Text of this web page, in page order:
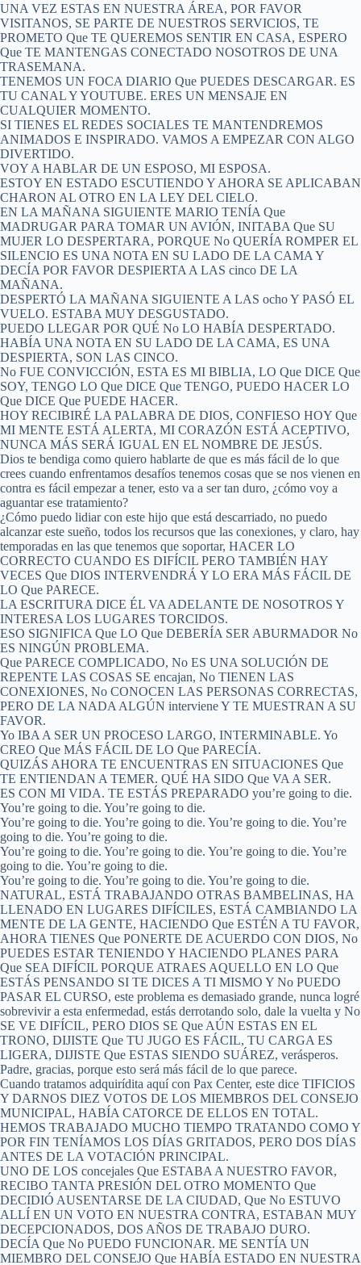
UNA VEZ ESTAS EN NUESTRA ÁREA, POR FAVOR
VISITANOS, SE PARTE DE NUESTROS SERVICIOS, TE
PROMETO Que TE QUEREMOS SENTIR EN CASA, ESPERO
Que TE MANTENGAS CONECTADO NOSOTROS DE UNA
TRASEMANA.
TENEMOS UN FOCA DIARIO Que PUEDES DESCARGAR. ES
TU CANAL Y YOUTUBE. ERES UN MENSAJE EN
CUALQUIER MOMENTO.
SI TIENES EL REDES SOCIALES TE MANTENDREMOS
ANIMADOS E INSPIRADO. VAMOS A EMPEZAR CON ALGO
DIVERTIDO.
VOY A HABLAR DE UN ESPOSO, MI ESPOSA.
ESTOY EN ESTADO ESCUTIENDO Y AHORA SE APLICABAN
CHARON AL OTRO EN LA LEY DEL CIELO.
EN LA MAÑANA SIGUIENTE MARIO TENÍA Que
MADRUGAR PARA TOMAR UN AVIÓN, INITABA Que SU
MUJER LO DESPERTARA, PORQUE No QUERÍA ROMPER EL
SILENCIO ES UNA NOTA EN SU LADO DE LA CAMA Y
DECÍA POR FAVOR DESPIERTA A LAS cinco DE LA
MAÑANA.
DESPERTÓ LA MAÑANA SIGUIENTE A LAS ocho Y PASÓ EL
VUELO. ESTABA MUY DESGUSTADO.
PUEDO LLEGAR POR QUÉ No LO HABÍA DESPERTADO.
HABÍA UNA NOTA EN SU LADO DE LA CAMA, ES UNA
DESPIERTA, SON LAS CINCO.
No FUE CONVICCIÓN, ESTA ES MI BIBLIA, LO Que DICE Que
SOY, TENGO LO Que DICE Que TENGO, PUEDO HACER LO
Que DICE Que PUEDE HACER.
HOY RECIBIRÉ LA PALABRA DE DIOS, CONFIESO HOY Que
MI MENTE ESTÁ ALERTA, MI CORAZÓN ESTÁ ACEPTIVO,
NUNCA MÁS SERÁ IGUAL EN EL NOMBRE DE JESÚS.
Dios te bendiga como quiero hablarte de que es más fácil de lo que
crees cuando enfrentamos desafíos tenemos cosas que se nos vienen en
contra es fácil empezar a tener, esto va a ser tan duro, ¿cómo voy a
aguantar ese tratamiento?
¿Cómo puedo lidiar con este hijo que está descarriado, no puedo
alcanzar este sueño, todos los recursos que las conexiones, y claro, hay
temporadas en las que tenemos que soportar, HACER LO
CORRECTO CUANDO ES DIFÍCIL PERO TAMBIÉN HAY
VECES Que DIOS INTERVENDRÁ Y LO ERA MÁS FÁCIL DE
LO Que PARECE.
LA ESCRITURA DICE ÉL VA ADELANTE DE NOSOTROS Y
INTERESA LOS LUGARES TORCIDOS.
ESO SIGNIFICA Que LO Que DEBERÍA SER ABURMADOR No
ES NINGÚN PROBLEMA.
Que PARECE COMPLICADO, No ES UNA SOLUCIÓN DE
REPENTE LAS COSAS SE encajan, No TIENEN LAS
CONEXIONES, No CONOCEN LAS PERSONAS CORRECTAS,
PERO DE LA NADA ALGÚN interviene Y TE MUESTRAN A SU
FAVOR.
Yo IBA A SER UN PROCESO LARGO, INTERMINABLE. Yo
CREO Que MÁS FÁCIL DE LO Que PARECÍA.
QUIZÁS AHORA TE ENCUENTRAS EN SITUACIONES Que
TE ENTIENDAN A TEMER. QUÉ HA SIDO Que VA A SER.
ES CON MI VIDA. TE ESTÁS PREPARADO you’re going to die.
You’re going to die. You’re going to die.
You’re going to die. You’re going to die. You’re going to die. You’re
going to die. You’re going to die.
You’re going to die. You’re going to die. You’re going to die. You’re
going to die. You’re going to die.
You’re going to die. You’re going to die. You’re going to die.
NATURAL, ESTÁ TRABAJANDO OTRAS BAMBELINAS, HA
LLENADO EN LUGARES DIFÍCILES, ESTÁ CAMBIANDO LA
MENTE DE LA GENTE, HACIENDO Que ESTÉN A TU FAVOR,
AHORA TIENES Que PONERTE DE ACUERDO CON DIOS, No
PUEDES ESTAR TENIENDO Y HACIENDO PLANES PARA
Que SEA DIFÍCIL PORQUE ATRAES AQUELLO EN LO Que
ESTÁS PENSANDO SI TE DICES A TI MISMO Y No PUEDO
PASAR EL CURSO, este problema es demasiado grande, nunca logré
sobrevivir a esta enfermedad, estás derrotando solo, dale la vuelta y No
SE VE DIFÍCIL, PERO DIOS SE Que AÚN ESTAS EN EL
TRONO, DIJISTE Que TU JUGO ES FÁCIL, TU CARGA ES
LIGERA, DIJISTE Que ESTAS SIENDO SUÁREZ, verásperos.
Padre, gracias, porque esto será más fácil de lo que parece.
Cuando tratamos adquirídita aquí con Pax Center, este dice TIFICIOS
Y DARNOS DIEZ VOTOS DE LOS MIEMBROS DEL CONSEJO
MUNICIPAL, HABÍA CATORCE DE ELLOS EN TOTAL.
HEMOS TRABAJADO MUCHO TIEMPO TRATANDO COMO Y
POR FIN TENÍAMOS LOS DÍAS GRITADOS, PERO DOS DÍAS
ANTES DE LA VOTACIÓN PRINCIPAL.
UNO DE LOS concejales Que ESTABA A NUESTRO FAVOR,
RECIBO TANTA PRESIÓN DEL OTRO MOMENTO Que
DECIDIÓ AUSENTARSE DE LA CIUDAD, Que No ESTUVO
ALLÍ EN UN VOTO EN NUESTRA CONTRA, ESTABAN MUY
DECEPCIONADOS, DOS AÑOS DE TRABAJO DURO.
DECÍA Que No PUEDO FUNCIONAR. ME SENTÍA UN
MIEMBRO DEL CONSEJO Que HABÍA ESTADO EN NUESTRA